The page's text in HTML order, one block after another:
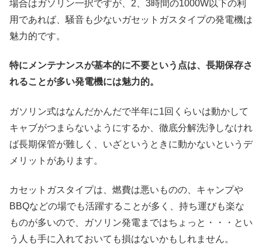
場合はガソリン一択ですが、2、3時間の1000W以下の利
用であれば、騒音も少ないガセットガスタイプの発電機は
魅力的です。
特にメンテナンスが基本的に不要という点は、長期保存さ
れることが多い発電機には魅力的。
ガソリン式はなんだかんだで半年に1回くらいは動かして
キャブがつまらないようにするか、徹底分解洗浄しなけれ
ば長期保管が難しく、いざというときに動かないというデ
メリットがあります。
カセットガスタイプは、燃費は悪いものの、キャンプや
BBQなどの場でも活躍することが多く、持ち運びも楽な
ものが多いので、ガソリン発電まではちょっと・・・とい
う人も手に入れておいても損はないかもしれません。